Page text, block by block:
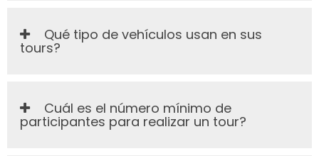
Qué tipo de vehículos usan en sus
tours?
Cuál es el número mínimo de
participantes para realizar un tour?